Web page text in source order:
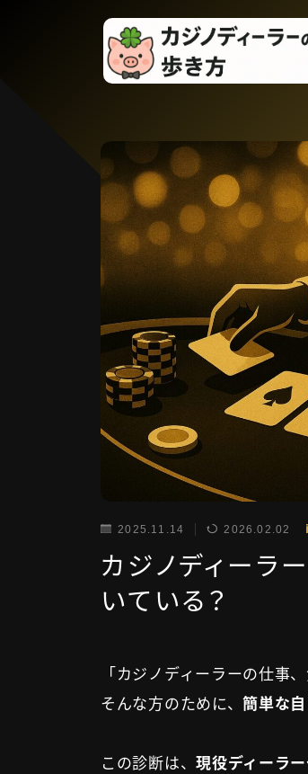
2025.11.14 2026.02.02
カジノディーラ
いている？
「カジノディーラーの仕事
そんな方のために、簡単な
この診断は、現役ディーラ